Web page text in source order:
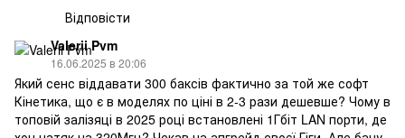
Відповісти
Valerii Pvm
16.06.2025 в 20:06
Який сенс віддавати 300 баксів фактично за той же софт
Кінетика, що є в моделях по ціні в 2-3 рази дешевше? Чому в
топовій залізяці в 2025 році встановлені 1Гбіт LAN порти, де